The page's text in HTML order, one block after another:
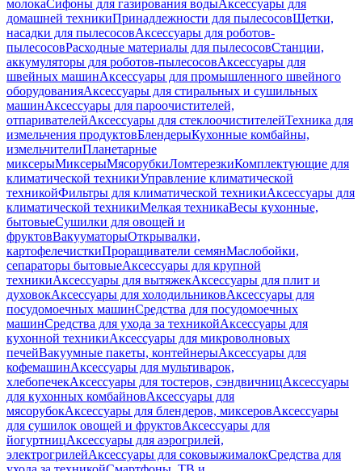
молокаСифоны для газирования водыАксессуары для
домашней техникиПринадлежности для пылесосовЩетки,
насадки для пылесосовАксессуары для роботов-
пылесосовРасходные материалы для пылесосовСтанции,
аккумуляторы для роботов-пылесосовАксессуары для
швейных машинАксессуары для промышленного швейного
оборудованияАксессуары для стиральных и сушильных
машинАксессуары для пароочистителей,
отпаривателейАксессуары для стеклоочистителейТехника для
измельчения продуктовБлендерыКухонные комбайны,
измельчителиПланетарные
миксерыМиксерыМясорубкиЛомтерезкиКомплектующие для
климатической техникиУправление климатической
техникойФильтры для климатической техникиАксессуары для
климатической техникиМелкая техникаВесы кухонные,
бытовыеСушилки для овощей и
фруктовВакууматорыОткрывалки,
картофелечисткиПроращиватели семянМаслобойки,
сепараторы бытовыеАксессуары для крупной
техникиАксессуары для вытяжекАксессуары для плит и
духовокАксессуары для холодильниковАксессуары для
посудомоечных машинСредства для посудомоечных
машинСредства для ухода за техникойАксессуары для
кухонной техникиАксессуары для микроволновых
печейВакуумные пакеты, контейнерыАксессуары для
кофемашинАксессуары для мультиварок,
хлебопечекАксессуары для тостеров, сэндвичницАксессуары
для кухонных комбайновАксессуары для
мясорубокАксессуары для блендеров, миксеровАксессуары
для сушилок овощей и фруктовАксессуары для
йогуртницАксессуары для аэрогрилей,
электрогрилейАксессуары для соковыжималокСредства для